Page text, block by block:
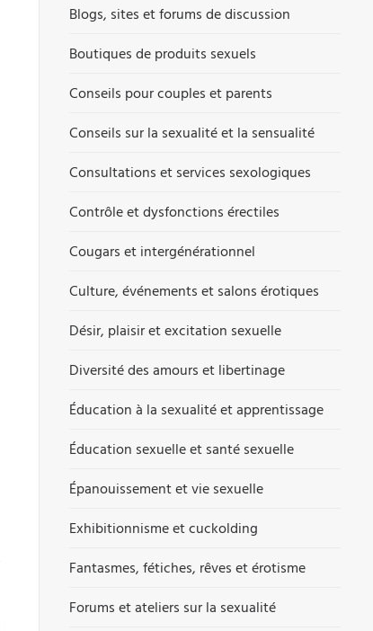
Blogs, sites et forums de discussion
Boutiques de produits sexuels
Conseils pour couples et parents
Conseils sur la sexualité et la sensualité
Consultations et services sexologiques
Contrôle et dysfonctions érectiles
Cougars et intergénérationnel
Culture, événements et salons érotiques
Désir, plaisir et excitation sexuelle
Diversité des amours et libertinage
Éducation à la sexualité et apprentissage
Éducation sexuelle et santé sexuelle
Épanouissement et vie sexuelle
Exhibitionnisme et cuckolding
Fantasmes, fétiches, rêves et érotisme
Forums et ateliers sur la sexualité